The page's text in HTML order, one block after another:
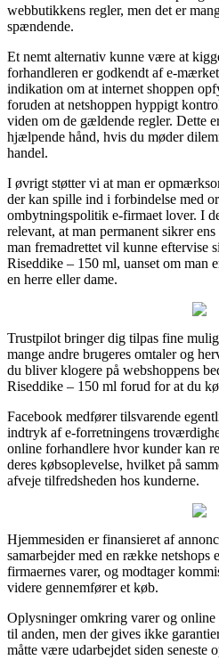
webbutikkens regler, men det er
spændende.
Et nemt alternativ kunne være at
forhandleren er godkendt af e-
indikation om at internet shoppen
foruden at netshoppen hyppigt
viden om de gældende regler. Dette
hjælpende hånd, hvis du møder
handel.
I øvrigt støtter vi at man er
der kan spille ind i forbindelse med
ombytningspolitik e-firmaet lover. I
relevant, at man permanent sikrer
man fremadrettet vil kunne eftervise
Riseddike – 150 ml, uanset om man
en herre eller dame.
Trustpilot bringer dig tilpas fine
mange andre brugeres omtaler og
du bliver klogere på webshoppens
Riseddike – 150 ml forud for at du
Facebook medfører tilsvarende
indtryk af e-forretningens
online forhandlere hvor kunder kan
deres købsoplevelse, hvilket på
afveje tilfredsheden hos kunderne.
Hjemmesiden er finansieret af
samarbejder med en række netshops
firmaernes varer, og modtager
videre gennemfører et køb.
Oplysninger omkring varer og
til anden, men der gives ikke
måtte være udarbejdet siden seneste